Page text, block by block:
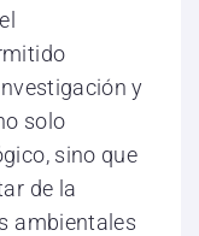
y
solo
sino que
de la
ambientales